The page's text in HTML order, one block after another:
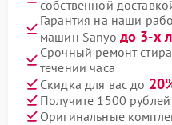
собственной
Гарантия на наши
машин Sanyo до 3-х
Срочный ремонт
течении часа
Скидка для вас до
Получите 1500
Оригинальные